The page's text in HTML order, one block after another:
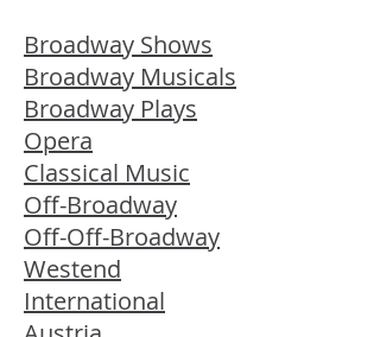
Broadway Shows
Broadway Musicals
Broadway Plays
Opera
Classical Music
Off-Broadway
Off-Off-Broadway
Westend
International